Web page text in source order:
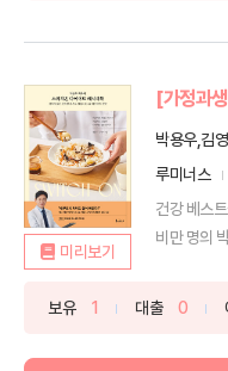
미리보기
[가정과
박용우,김
루미너스
건강 베스
비만 명의
보유 1 대출 0